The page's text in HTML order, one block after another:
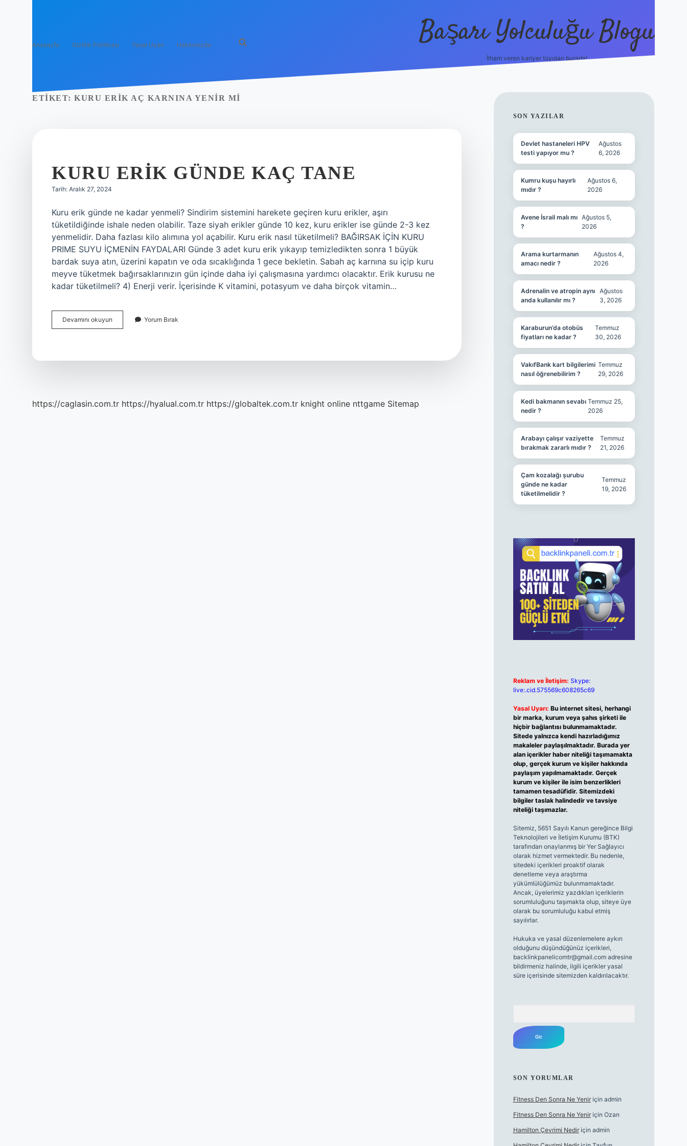
Anasayfa Gizlilik Politikası Yasal Uyarı Hakkımızda Başarı Yolculuğu Blogu
İlham veren kariyer tüyoları burada!
ETIKET: KURU ERIK AÇ KARNINA YENIR MI
KURU ERIK GÜNDE KAÇ TANE
Tarih: Aralık 27, 2024
Kuru erik günde ne kadar yenmeli? Sindirim sistemini harekete geçiren kuru erikler, aşırı
tüketildiğinde ishale neden olabilir. Taze siyah erikler günde 10 kez, kuru erikler ise günde 2-3 kez
yenmelidir. Daha fazlası kilo alımına yol açabilir. Kuru erik nasıl tüketilmeli? BAĞIRSAK İÇİN KURU
PRIME SUYU İÇMENİN FAYDALARI Günde 3 adet kuru erik yıkayıp temizledikten sonra 1 büyük
bardak suya atın, üzerini kapatın ve oda sıcaklığında 1 gece bekletin. Sabah aç karnına su içip kuru
meyve tüketmek bağırsaklarınızın gün içinde daha iyi çalışmasına yardımcı olacaktır. Erik kurusu ne
kadar tüketilmeli? 4) Enerji verir. İçerisinde K vitamini, potasyum ve daha birçok vitamin…
Devamını okuyun
Erik
Yorum Bırak
https://caglasin.com.tr https://hyalual.com.tr https://globaltek.com.tr knight online nttgame Sitemap
SIDEBAR
SON YAZILAR
Devlet hastaneleri HPV
testi yapıyor mu ?
Ağustos
6, 2026
Kumru kuşu hayırlı
mıdır ?
Ağustos 6,
2026
Avene İsrail malı mı
?
Ağustos 5,
2026
Arama kurtarmanın
amacı nedir ?
Ağustos 4,
2026
Adrenalin ve atropin aynı
anda kullanılır mı ?
Ağustos
3, 2026
Karaburun’da otobüs
fiyatları ne kadar ?
Temmuz
30, 2026
VakıfBank kart bilgilerimi
nasıl öğrenebilirim ?
Temmuz
29, 2026
Kedi bakmanın sevabı
nedir ?
Temmuz 25,
2026
Arabayı çalışır vaziyette
bırakmak zararlı mıdır ?
Temmuz
21, 2026
Çam kozalağı şurubu
günde ne kadar
tüketilmelidir ?
Temmuz
19, 2026
Reklam ve İletişim: Skype:
live:.cid.575569c608265c69
Yasal Uyarı: Bu internet sitesi, herhangi
bir marka, kurum veya şahıs şirketi ile
hiçbir bağlantısı bulunmamaktadır.
Sitede yalnızca kendi hazırladığımız
makaleler paylaşılmaktadır. Burada yer
alan içerikler haber niteliği taşımamakta
olup, gerçek kurum ve kişiler hakkında
paylaşım yapılmamaktadır. Gerçek
kurum ve kişiler ile isim benzerlikleri
tamamen tesadüfidir. Sitemizdeki
bilgiler taslak halindedir ve tavsiye
niteliği taşımazlar.
Sitemiz, 5651 Sayılı Kanun gereğince Bilgi
Teknolojileri ve İletişim Kurumu (BTK)
tarafından onaylanmış bir Yer Sağlayıcı
olarak hizmet vermektedir. Bu nedenle,
sitedeki içerikleri proaktif olarak
denetleme veya araştırma
yükümlülüğümüz bulunmamaktadır.
Ancak, üyelerimiz yazdıkları içeriklerin
sorumluluğunu taşımakta olup, siteye üye
olarak bu sorumluluğu kabul etmiş
sayılırlar.
Hukuka ve yasal düzenlemelere aykırı
olduğunu düşündüğünüz içerikleri,
backlinkpanelicomtr@gmail.comadresine
bildirmeniz halinde, ilgili içerikler yasal
süre içerisinde sitemizden kaldırılacaktır.
SON YORUMLAR
Fitness Den Sonra Ne Yeniriçin admin
Fitness Den Sonra Ne Yeniriçin Ozan
Hamilton Çevrimi Nediriçin admin
https://